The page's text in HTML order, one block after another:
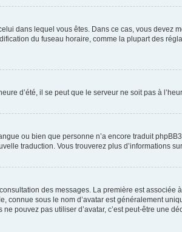
dans lequel vous êtes. Dans ce cas, vous devez
du fuseau horaire, comme la plupart des
d’été, il se peut que le serveur ne soit pas à
ou bien que personne n’a encore traduit
traduction. Vous trouverez plus d’informations
des messages. La première est
sous le nom d’avatar est généralement
pouvez pas utiliser d’avatar, c’est peut-être une